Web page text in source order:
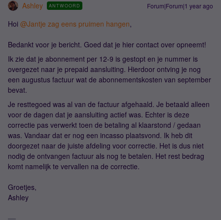
Ashley ANTWOORD Forum|Forum|1 year ago
Hoi @Jantje zag eens pruimen hangen,
Bedankt voor je bericht. Goed dat je hier contact over opneemt!
Ik zie dat je abonnement per 12-9 is gestopt en je nummer is
overgezet naar je prepaid aansluiting. Hierdoor ontving je nog
een augustus factuur wat de abonnementskosten van september
bevat.
Je resttegoed was al van de factuur afgehaald. Je betaald alleen
voor de dagen dat je aansluiting actief was. Echter is deze
correctie pas verwerkt toen de betaling al klaarstond / gedaan
was. Vandaar dat er nog een incasso plaatsvond. Ik heb dit
doorgezet naar de juiste afdeling voor correctie. Het is dus niet
nodig de ontvangen factuur als nog te betalen. Het rest bedrag
komt namelijk te vervallen na de correctie.
Groetjes,
Ashley